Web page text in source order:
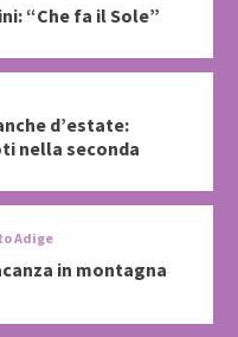
“Che fa il Sole”
d’estate:
nella seconda
Adige
in montagna